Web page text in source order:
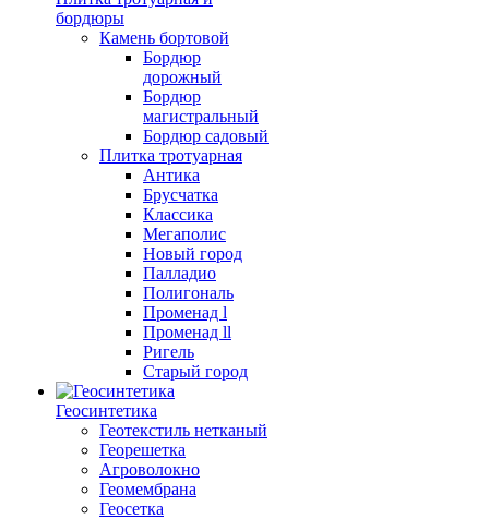
бордюры
Камень бортовой
Бордюр
дорожный
Бордюр
магистральный
Бордюр садовый
Плитка тротуарная
Антика
Брусчатка
Классика
Мегаполис
Новый город
Палладио
Полигональ
Променад l
Променад ll
Ригель
Старый город
Геосинтетика
Геотекстиль нетканый
Георешетка
Агроволокно
Геомембрана
Геосетка